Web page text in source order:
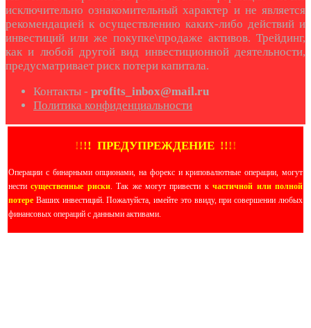
исключительно ознакомительный характер и не является
рекомендацией к осуществлению каких-либо действий и
инвестиций или же покупке\продаже активов. Трейдинг,
как и любой другой вид инвестиционной деятельности,
предусматривает риск потери капитала.
Контакты - profits_inbox@mail.ru
Политика конфиденциальности
!!!! ПРЕДУПРЕЖДЕНИЕ !!!!
Операции с бинарными опционами, на форекс и криповалютные операции, могут
нестисущественные риски. Так же могут привести кчастичной или полной
потере Ваших инвестиций. Пожалуйста, имейте это ввиду, при совершении любых
финансовых операций с данными активами.